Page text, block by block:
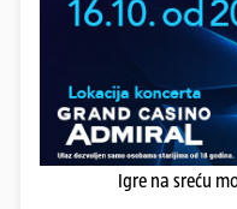
Igre na sreću